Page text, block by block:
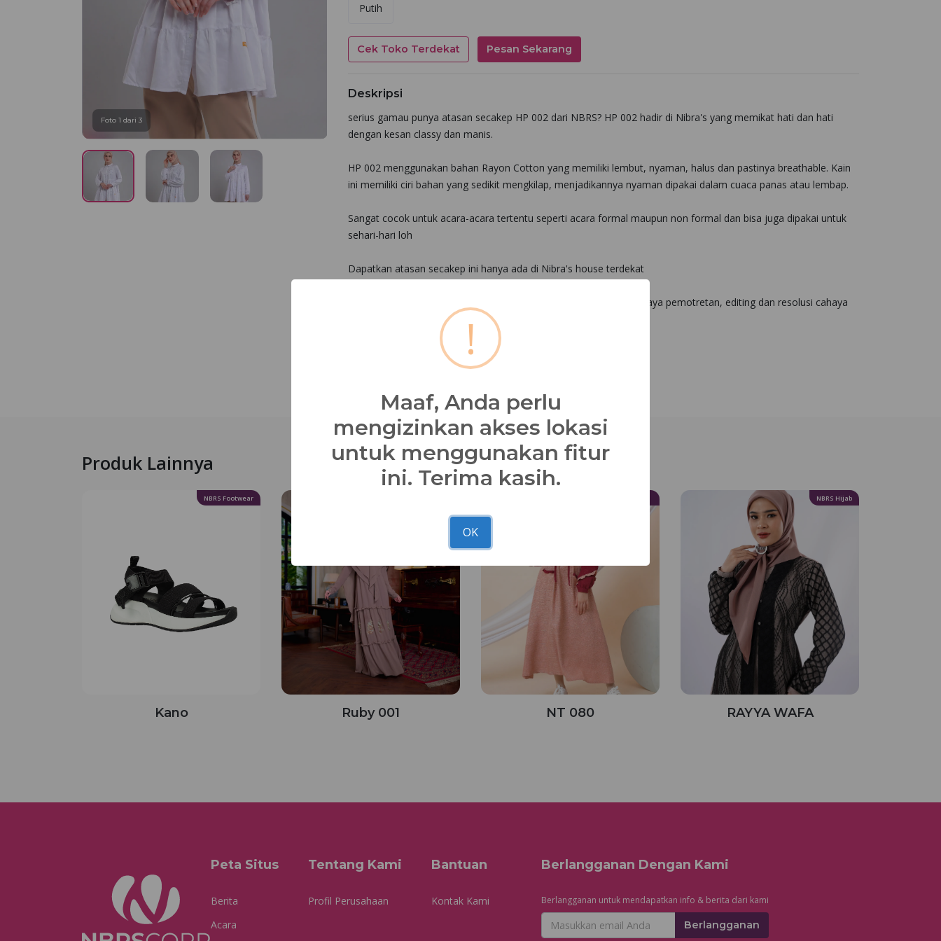
Foto 1 dari 3
Putih
Cek Toko Terdekat Pesan Sekarang
Deskripsi
serius gamau punya atasan secakep HP 002 dari NBRS? HP 002 hadir di Nibra's yang memikat hati dan hati
dengan kesan classy dan manis.
HP 002 menggunakan bahan Rayon Cotton yang memiliki lembut, nyaman, halus dan pastinya breathable. Kain
ini memiliki ciri bahan yang sedikit mengkilap, menjadikannya nyaman dipakai dalam cuaca panas atau lembap.
Sangat cocok untuk acara-acara tertentu seperti acara formal maupun non formal dan bisa juga dipakai untuk
sehari-hari loh
Dapatkan atasan secakep ini hanya ada di Nibra's house terdekat
: Kesesuaian foto dan asli 90 - 100% dipengaruhi faktor cahaya pemotretan, editing dan resolusi cahaya
Produk Lainnya
NBRS Footwear
Kano Ruby 001 NT 080
NBRS Hijab
RAYYA WAFA
Peta Situs
Berita
Acara
Tentang Kami
Profil Perusahaan
Bantuan
Kontak Kami
Berlangganan Dengan Kami
Berlangganan untuk mendapatkan info & berita dari kami
Berlangganan
!
Maaf, Anda perlu
mengizinkan akses lokasi
untuk menggunakan fitur
ini. Terima kasih.
OK